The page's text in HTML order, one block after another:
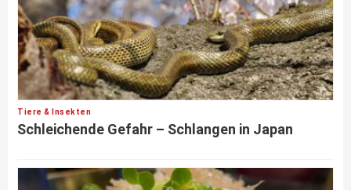
Tiere & Insekten
Schleichende Gefahr – Schlangen in Japan